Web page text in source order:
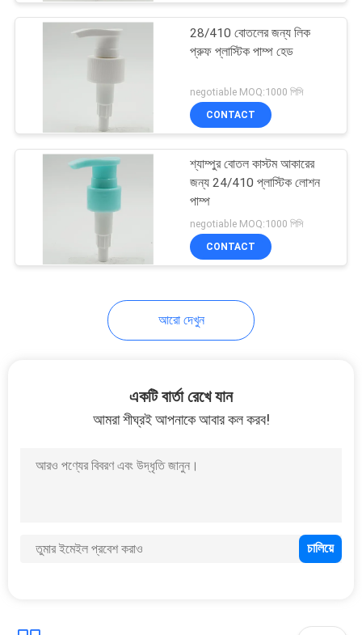
পাম্প
ফোমিং সাবান ডিস্পেন্সার পাম্প
প্লাস্টিকের তেল পাম্প
28/410 বোতলের জন্য লিক
প্রুফ প্লাস্টিক পাম্প হেড
negotiable MOQ:1000 পিসি
CONTACT
শ্যাম্পুর বোতল কাস্টম আকারের
জন্য 24/410 প্লাস্টিক লোশন
পাম্প
negotiable MOQ:1000 পিসি
CONTACT
আরো দেখুন
একটি বার্তা রেখে যান
আমরা শীঘ্রই আপনাকে আবার কল করব!